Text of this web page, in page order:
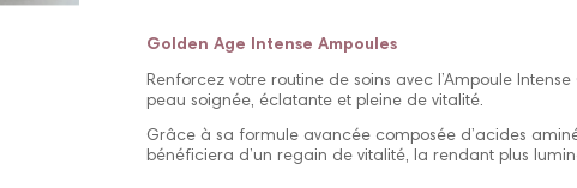
Golden Age Intense Ampoules
Renforcez votre routine de soins avec l’Ampoule
peau soignée, éclatante et pleine de vitalité.
Grâce à sa formule avancée composée d’acides
bénéficiera d’un regain de vitalité, la rendant plus